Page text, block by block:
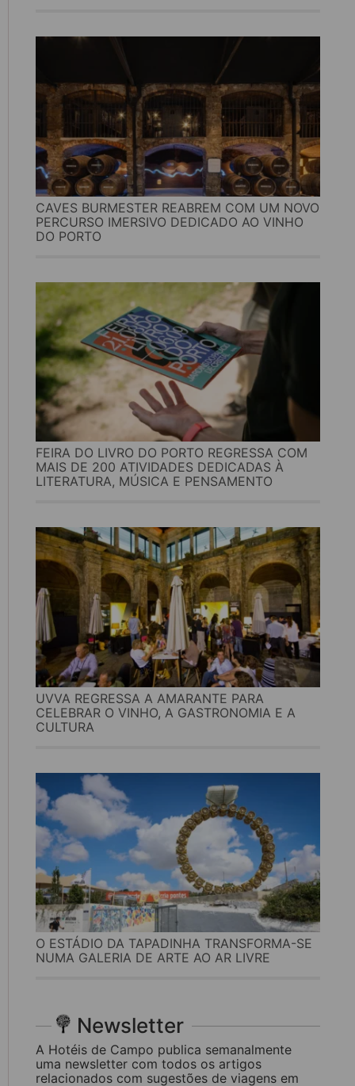
CAVES BURMESTER REABREM COM UM NOVO
PERCURSO IMERSIVO DEDICADO AO VINHO
DO PORTO
FEIRA DO LIVRO DO PORTO REGRESSA COM
MAIS DE 200 ATIVIDADES DEDICADAS À
LITERATURA, MÚSICA E PENSAMENTO
UVVA REGRESSA A AMARANTE PARA
CELEBRAR O VINHO, A GASTRONOMIA E A
CULTURA
O ESTÁDIO DA TAPADINHA TRANSFORMA-SE
NUMA GALERIA DE ARTE AO AR LIVRE
Newsletter
A Hotéis de Campo publica semanalmente
uma newsletter com todos os artigos
relacionados com sugestões de viagens em